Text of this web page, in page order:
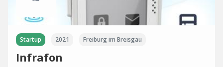
Startup 2021 Freiburg im Breisgau
Infrafon